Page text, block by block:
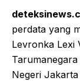
perdata yang
Levronka Lexi
Negeri